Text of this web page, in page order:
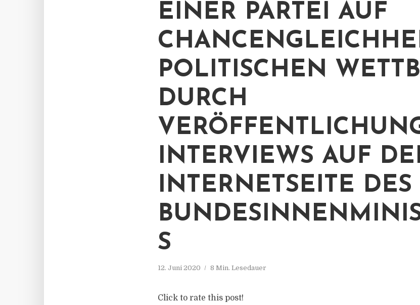
EINER PARTEI AUF
POLITISCHEN
DURCH
INTERVIEWS AUF
INTERNETSEITE DES
S
12. Juni 2020 8 Min. Lesedauer
Click to rate this post!